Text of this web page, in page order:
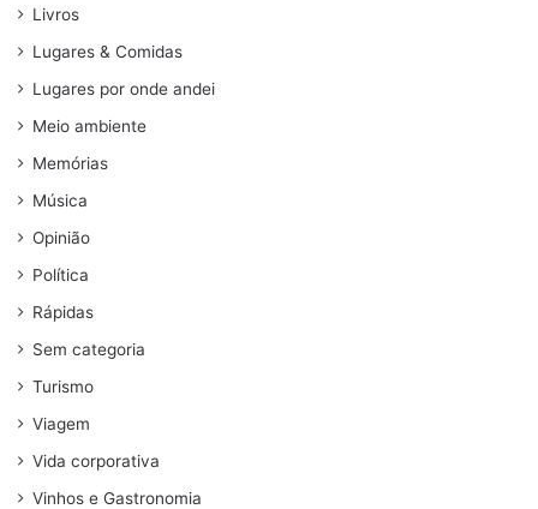
Livros
Lugares & Comidas
Lugares por onde andei
Meio ambiente
Memórias
Música
Opinião
Política
Rápidas
Sem categoria
Turismo
Viagem
Vida corporativa
Vinhos e Gastronomia